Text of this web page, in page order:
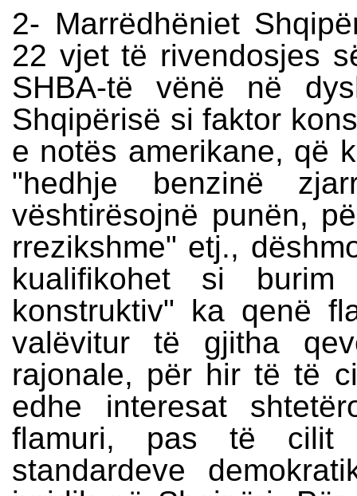
2- Marrëdhëniet
22 vjet të rivendosjes
SHBA-të vënë në
Shqipërisë si faktor
e notës amerikane, që
"hedhje benzinë
vështirësojnë punën,
rrezikshme" etj.,
kualifikohet si
konstruktiv" ka qenë
valëvitur të gjitha
rajonale, për hir të të
edhe interesat
flamuri, pas të cilit
standardeve